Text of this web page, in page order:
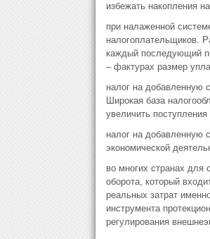
избежать накопления
при налаженной
налогоплательщиков.
каждый последующий
– фактурах размер
налог на добавленную
Широкая база
увеличить
налог на добавленную
экономической
во многих странах для
оборота, который
реальных затрат
инструмента
регулирования